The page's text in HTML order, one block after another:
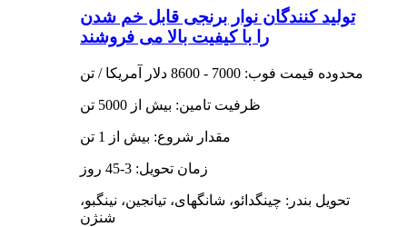
تولید کنندگان نوار برنجی قابل خم شدن
را با کیفیت بالا می فروشند
محدوده قیمت فوب: 7000 - 8600 دلار آمریکا / تن
ظرفیت تامین: بیش از 5000 تن
مقدار شروع: بیش از 1 تن
زمان تحویل: 3-45 روز
تحویل بندر: چینگدائو، شانگهای، تیانجین، نینگبو،
شنژن